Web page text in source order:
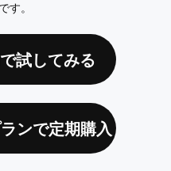
す。
試してみる
ンで定期購入